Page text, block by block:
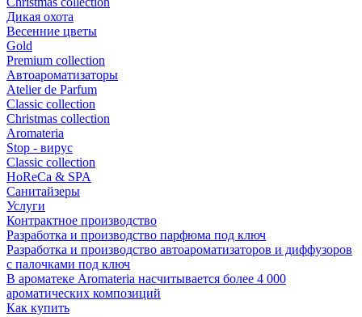
Дикая охота
Весенние цветы
Gold
Premium collection
Автоароматизаторы
Atelier de Parfum
Classic collection
Christmas collection
Aromateria
Stop - вирус
Сlassic collection
HoReCa & SPA
Санитайзеры
Услуги
Контрактное производство
Разработка и производство парфюма под ключ
Разработка и производство автоароматизаторов и диффузоров
с палочками под ключ
В ароматеке Aromateria насчитывается более 4 000
ароматических композиций
Как купить